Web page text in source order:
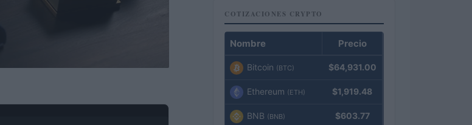
COTIZACIONES CRYPTO
Nombre Precio
Bitcoin (BTC) $64,931.00
Ethereum (ETH) $1,919.48
BNB (BNB) $603.77